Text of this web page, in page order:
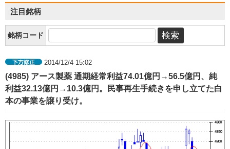
注目銘柄
銘柄コード
2014/12/4 15:02
(4985) アース製薬 通期経常利益74.01億円→56.5億円、純
利益32.13億円→10.3億円。民事再生手続きを申し立てた白
本の事業を譲り受け。